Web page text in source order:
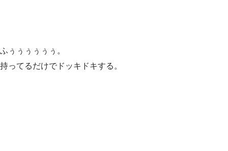
ふぅぅぅぅぅぅ。
持ってるだけでドッキドキする。